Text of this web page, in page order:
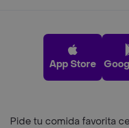
App Store
Pide tu comida favorita